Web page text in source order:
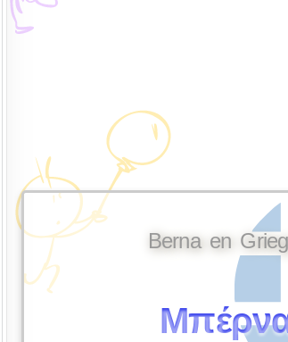
Berna en